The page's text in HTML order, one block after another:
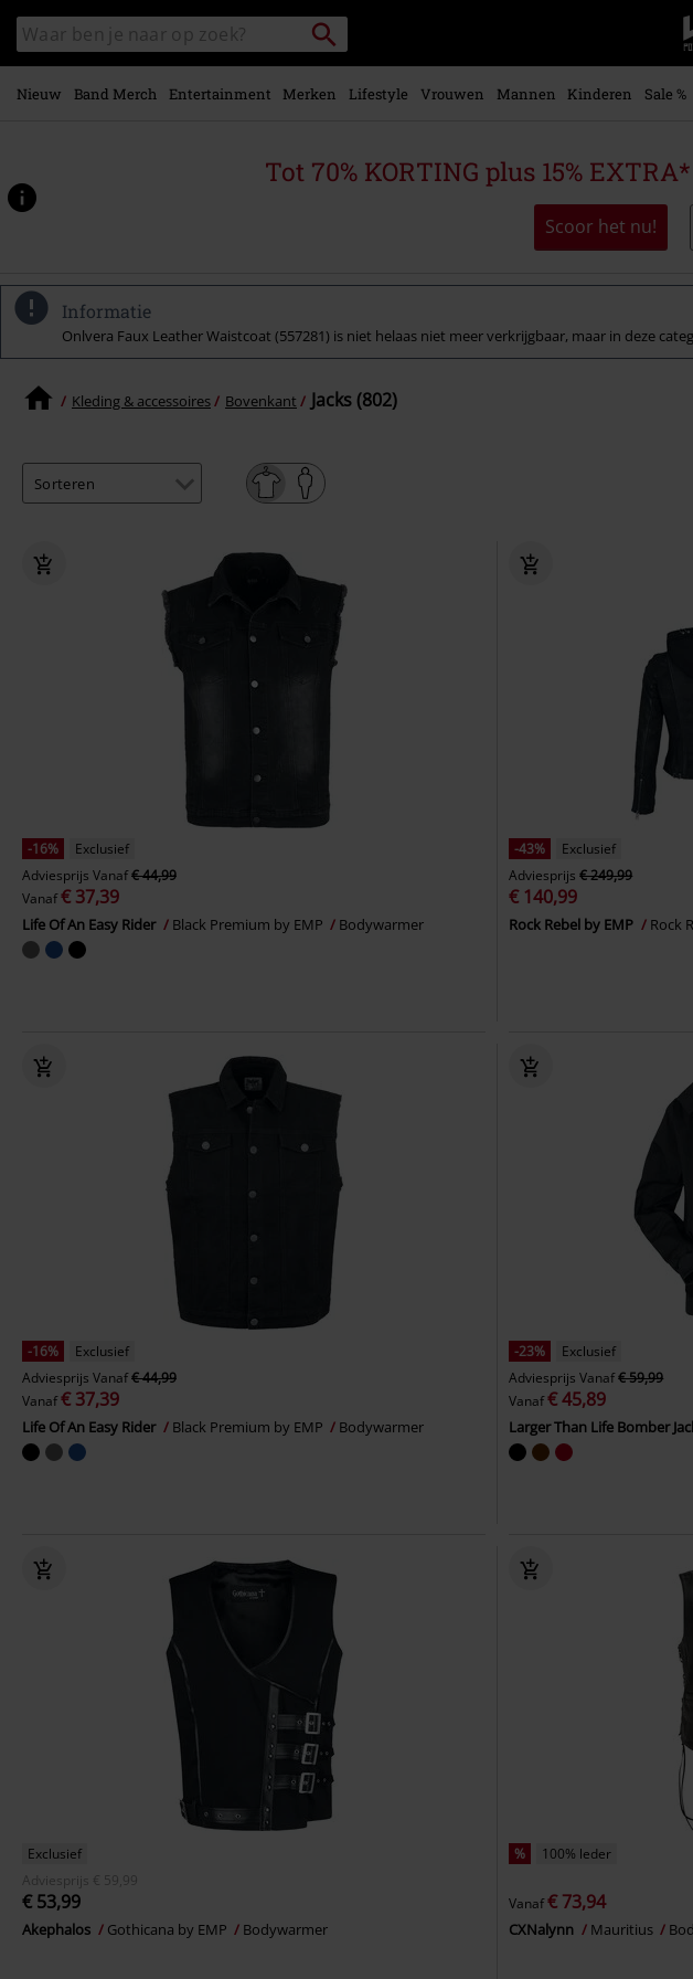
naar
hoofdinhoud
Zoek
in
catalogus
Packstation
zoeken
Nieuw Band Merch Entertainment Merken Lifestyle Vrouwen Mannen Kinderen Sale %
Tot 70% KORTING plus 15% EXTRA*
Scoor het nu!
Informatie
Onlvera Faux Leather Waistcoat (557281) is niet helaas niet meer verkrijgbaar, maar in deze
Kleding & accessoires Bovenkant Jacks (802)
-16%
Exclusief
Adviesprijs Vanaf€ 44,99
Vanaf€ 37,39
Life Of An Easy Rider Black Premium by EMP Bodywarmer
-43%
Exclusief
Adviesprijs € 249,99
€ 140,99
Rock Rebel by EMP Rock
-16%
Exclusief
Adviesprijs Vanaf€ 44,99
Vanaf€ 37,39
Life Of An Easy Rider Black Premium by EMP Bodywarmer
-23%
Exclusief
Adviesprijs Vanaf€ 59,99
Vanaf€ 45,89
Larger Than Life Bomber
Exclusief
Adviesprijs
€ 59,99
€ 53,99
Akephalos Gothicana by EMP Bodywarmer
% 100% leder
Vanaf€ 73,94
CXNalynn Mauritius